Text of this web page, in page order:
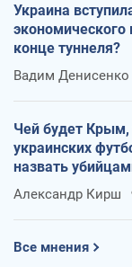
Украина
экономического
конце туннеля?
Вадим Денисенко
Чей будет Крым,
украинских
назвать
Александр Кирш
Все мнения